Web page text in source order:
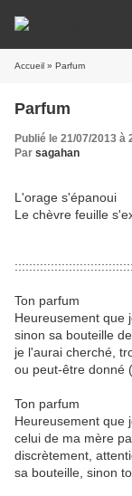
Accueil » Parfum
Parfum
Publié le 21/07/2013 à
Par sagahan
L'orage s'épanoui
Le chèvre feuille
Ton parfum
Heureusement que
sinon sa bouteille
je l'aurai cherché,
ou peut-être donné
Ton parfum
Heureusement que
celui de ma mère
discrètement,
sa bouteille, sinon